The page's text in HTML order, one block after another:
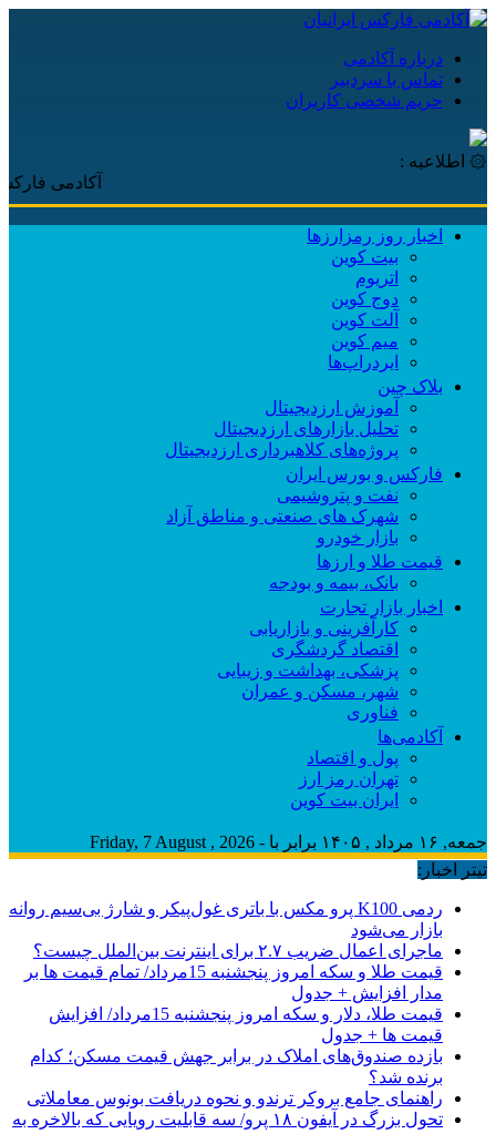
درباره آکادمی
تماس با سردبیر
حریم شخصی کاربران
۞ اطلاعیه :
آکادمی فارکس
اخبار روز رمزارزها
بیت کوین
اتریوم
دوج کوین
آلت کوین
میم کوین‌
ایردراپ‌ها
بلاک چین
آموزش ارزدیجیتال
تحلیل بازارهای ارزدیجیتال
پروژه‌های کلاهبرداری ارزدیجیتال
فارکس و بورس ایران
نفت و پتروشیمی
شهرک های صنعتی و مناطق آزاد
بازار خودرو
قیمت طلا و ارزها
بانک، بیمه و بودجه
اخبار بازار تجارت
کارآفرینی و بازاریابی
اقتصاد گردشگری
پزشکی، بهداشت و زیبایی
شهر، مسکن و عمران
فناوری
آکادمی‌ها
پول و اقتصاد
تهران رمز ارز
ایران بیت کوین
جمعه, ۱۶ مرداد , ۱۴۰۵ برابر با - Friday, 7 August , 2026
تیتر اخبار:
ردمی K100 پرو مکس با باتری غول‌پیکر و شارژ بی‌سیم روانه
بازار می‌شود
ماجرای اعمال ضریب ۲.۷ برای اینترنت بین‌الملل چیست؟
قیمت طلا و سکه امروز پنجشنبه 15مرداد/ تمام قیمت ها بر
مدار افزایش + جدول
قیمت طلا، دلار و سکه امروز پنجشنبه 15مرداد/ افزایش
قیمت ها + جدول
بازده صندوق‌های املاک در برابر جهش قیمت مسکن؛ کدام
برنده شد؟
راهنمای جامع بروکر ترندو و نحوه دریافت بونوس معاملاتی
تحول بزرگ در آیفون ۱۸ پرو/ سه قابلیت رویایی که بالاخره به